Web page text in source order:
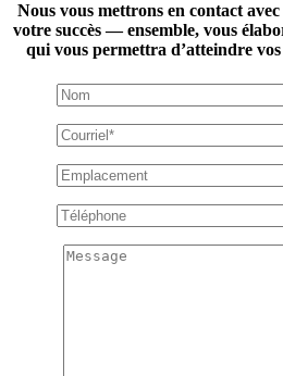
Nous vous mettrons en contact
votre succès — ensemble, vous
qui vous permettra d’atteindre